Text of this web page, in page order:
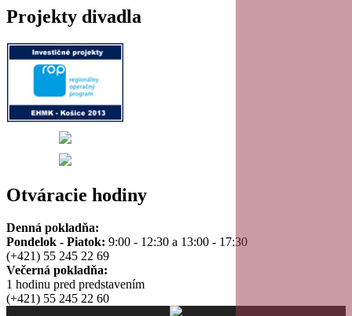
Projekty divadla
Otváracie hodiny
Denná pokladňa:
Pondelok - Piatok: 9:00 - 12:30 a 13:00 - 17:30
(+421) 55 245 22 69
Večerná pokladňa:
1 hodinu pred predstavením
(+421) 55 245 22 60